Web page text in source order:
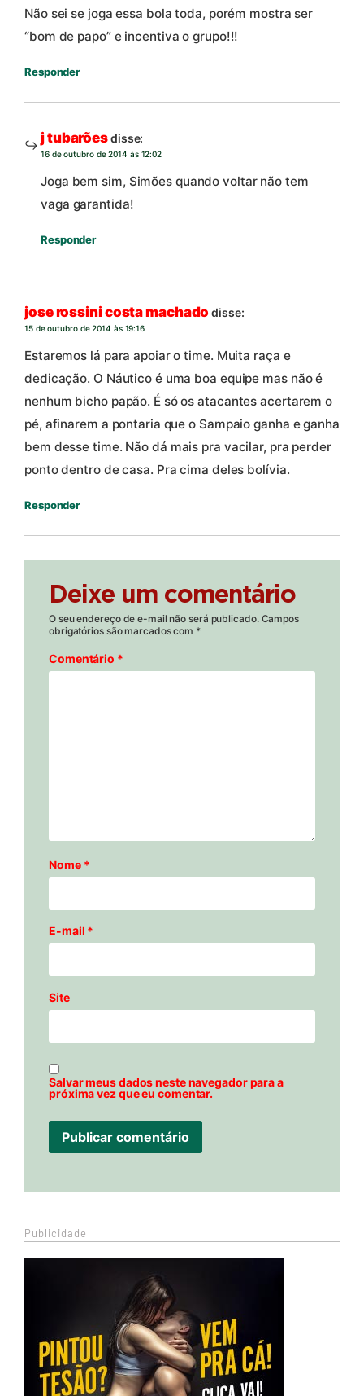
Não sei se joga essa bola toda, porém mostra ser
“bom de papo” e incentiva o grupo!!!
Responder
j tubarõesdisse:
16 de outubro de 2014 às 12:02
Joga bem sim, Simões quando voltar não tem
vaga garantida!
Responder
jose rossini costa machado disse:
15 de outubro de 2014 às 19:16
Estaremos lá para apoiar o time. Muita raça e
dedicação. O Náutico é uma boa equipe mas não é
nenhum bicho papão. É só os atacantes acertarem o
pé, afinarem a pontaria que o Sampaio ganha e ganha
bem desse time. Não dá mais pra vacilar, pra perder
ponto dentro de casa. Pra cima deles bolívia.
Responder
Deixe um comentário
O seu endereço de e-mail não será publicado. Campos
obrigatórios são marcados com *
Comentário *
Nome *
E-mail *
Site
Salvar meus dados neste navegador para a
próxima vez que eu comentar.
Publicidade